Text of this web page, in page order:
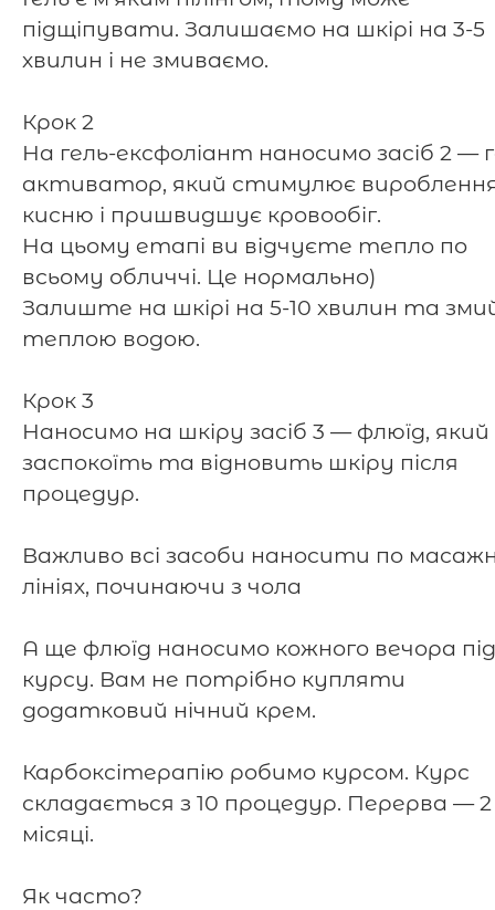
підщіпувати. Залишаємо на шкірі на 3-5
хвилин і не змиваємо.
Крок 2
На гель-ексфоліант наносимо засіб 2 —
активатор, який стимулює
кисню і пришвидшує кровообіг.
На цьому етапі ви відчуєте тепло по
всьому обличчі. Це нормально)
Залиште на шкірі на 5-10 хвилин та
теплою водою.
Крок 3
Наносимо на шкіру засіб 3 — флюїд, який
заспокоїть та відновить шкіру після
процедур.
Важливо всі засоби наносити по
лініях, починаючи з чола
А ще флюїд наносимо кожного вечора
курсу. Вам не потрібно купляти
додатковий нічний крем.
Карбоксітерапію робимо курсом. Курс
складається з 10 процедур. Перерва — 2
місяці.
Як часто?